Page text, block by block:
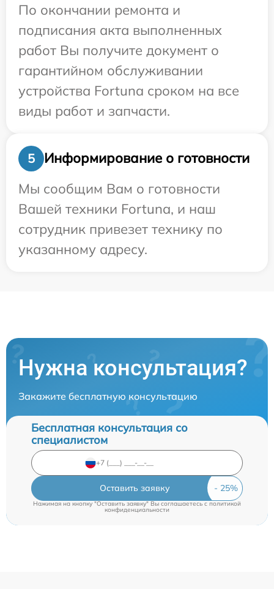
По окончании ремонта и
подписания акта выполненных
работ Вы получите документ о
гарантийном обслуживании
устройства Fortuna сроком на все
виды работ и запчасти.
5
Информирование о готовности
Мы сообщим Вам о готовности
Вашей техники Fortuna, и наш
сотрудник привезет технику по
указанному адресу.
Нужна консультация?
Закажите бесплатную консультацию
Бесплатная консультация со
специалистом
Оставить заявку
Нажимая на кнопку "Оставить заявку" Вы соглашаетесь cполитикой
конфиденциальности